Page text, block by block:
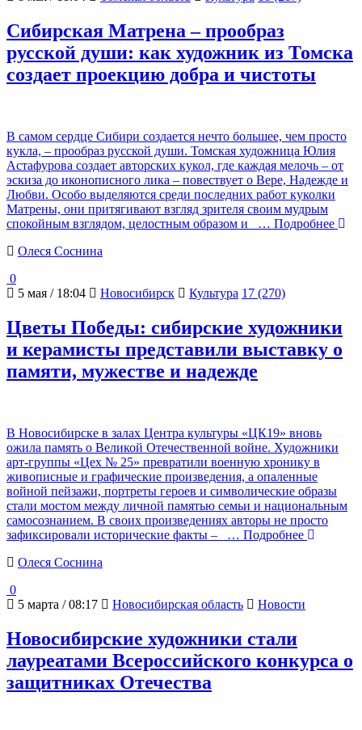
Сибирская Матрена – прообраз
русской души: как художник из Томска
создает проекцию добра и чистоты
В самом сердце Сибири создается нечто большее, чем просто
кукла, – прообраз русской души. Томская художница Юлия
Астафурова создает авторских кукол, где каждая мелочь – от
эскиза до иконописного лика – повествует о Вере, Надежде и
Любви. Особо выделяются среди последних работ куколки
Матрены, они притягивают взгляд зрителя своим мудрым
спокойным взглядом, целостным образом и
… Подробнее
Олеся Соснина
0
5 мая / 18:04
Новосибирск Культура 17 (270)
Цветы Победы: сибирские художники
и керамисты представили выставку о
памяти, мужестве и надежде
В Новосибирске в залах Центра культуры «ЦК19» вновь
ожила память о Великой Отечественной войне. Художники
арт-группы «Цех № 25» превратили военную хронику в
живописные и графические произведения, а опаленные
войной пейзажи, портреты героев и символические образы
стали мостом между личной памятью семьи и национальным
самосознанием. В своих произведениях авторы не просто
зафиксировали исторические факты –
… Подробнее
Олеся Соснина
0
5 марта / 08:17
Новосибирская область Новости
Новосибирские художники стали
лауреатами Всероссийского конкурса о
защитниках Отечества